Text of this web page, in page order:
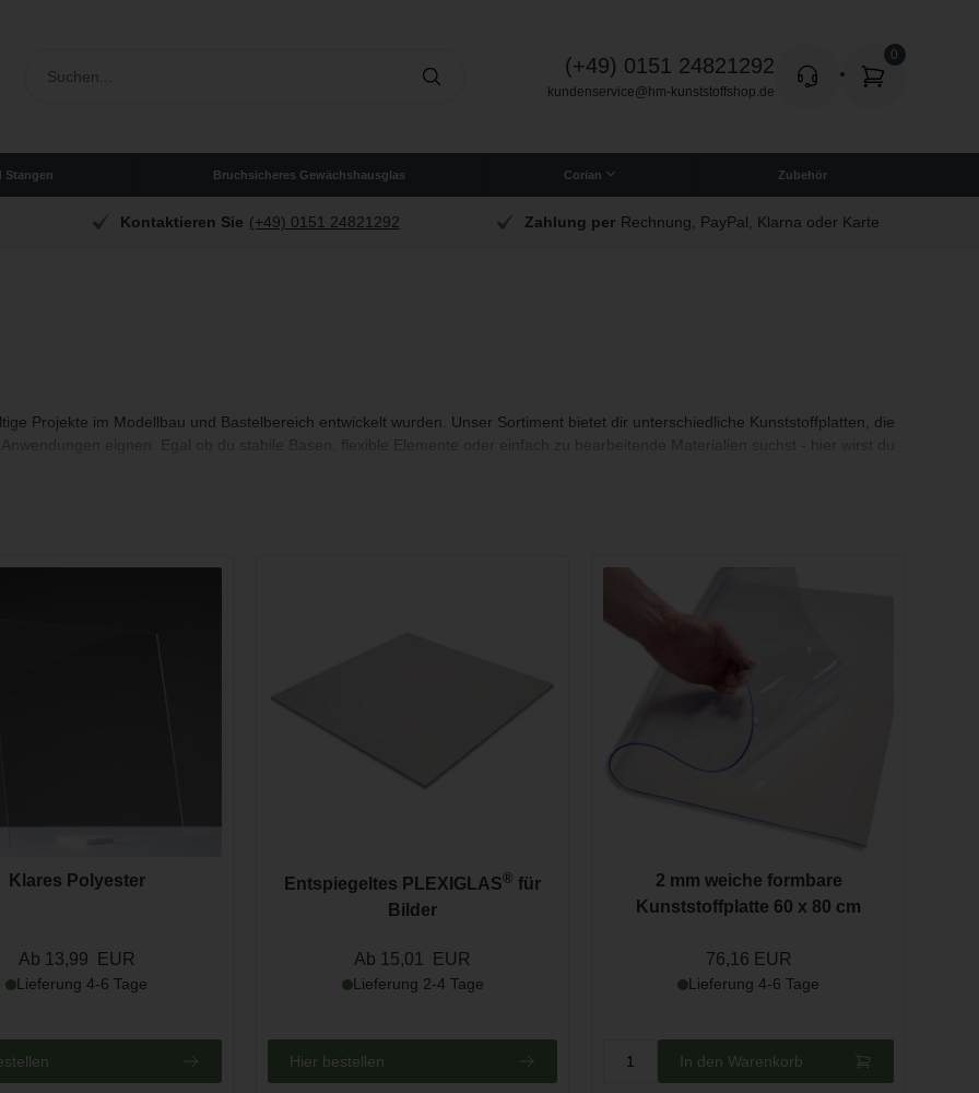
(+49) 0151 24821292
kundenservice@hm-kunststoffshop.de
Stangen Bruchsicheres Gewächshausglas Corian Zubehör
Kontaktieren Sie (+49) 0151 24821292 Zahlung per Rechnung, PayPal, Klarna oder Karte
Projekte im Modellbau und Bastelbereich entwickelt wurden. Unser Sortiment bietet dir unterschiedliche Kunststoffplatten, die
eignen. Egal ob du stabile Basen, flexible Elemente oder einfach zu bearbeitende Materialien suchst - hier wirst du
erfordern.
die individuelle Formen oder Anpassungen erfordern. Diese Materialien lassen sich leicht verarbeiten und anpassen, um
bis zum fertigen Werkstück optimal unterstützt.
Klares Polyester
Ab 13,99 EUR
Lieferung 4-6 Tage
Entspiegeltes PLEXIGLAS® für
Bilder
Ab 15,01 EUR
Lieferung 2-4 Tage
Hier bestellen
2 mm weiche formbare
Kunststoffplatte 60 x 80 cm
76,16 EUR
Lieferung 4-6 Tage
In den Warenkorb